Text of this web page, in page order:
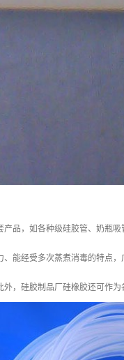
品，如各种级硅胶管、奶瓶
能经受多次蒸煮消毒的特点
，硅胶制品厂硅橡胶还可作